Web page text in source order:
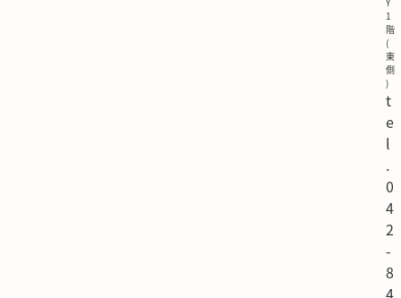
1
階
(
東
側
)
t
e
l
.
0
4
2
-
8
4